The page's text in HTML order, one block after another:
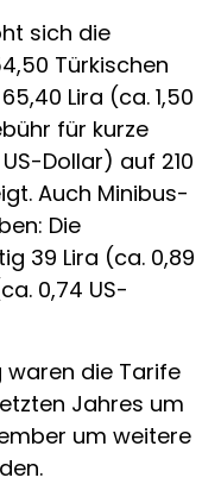
sich die
Türkischen
Lira (ca. 1,50
für kurze
Dollar) auf 210
Auch Minibus-
Die
39 Lira (ca. 0,89
0,74 US-
waren die Tarife
Jahres um
um weitere